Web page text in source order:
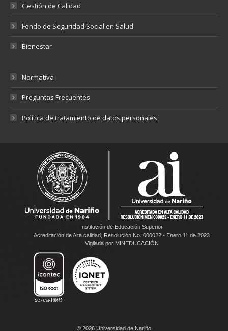
Gestión de Calidad
Fondo de Seguridad Social en Salud
Bienestar
Normativa
Preguntas Frecuentes
Política de tratamiento de datos personales
Institución de Educación Superior
Acreditación de Alta calidad, Resolución No. 000022 - Enero 11 de 2023
Vigilada por MINEDUCACIÓN
© 2026 Universidad de Nariño